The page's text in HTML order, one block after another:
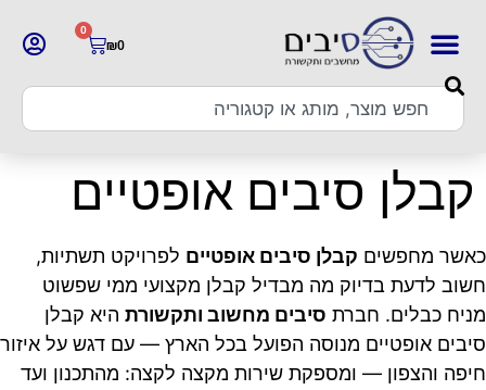
₪0
0
קבלן סיבים אופטיים
כאשר מחפשים קבלן סיבים אופטיים לפרויקט תשתיות,
חשוב לדעת בדיוק מה מבדיל קבלן מקצועי ממי שפשוט
מניח כבלים. חברת סיבים מחשוב ותקשורת היא קבלן
סיבים אופטיים מנוסה הפועל בכל הארץ — עם דגש על איזור
חיפה והצפון — ומספקת שירות מקצה לקצה: מהתכנון ועד